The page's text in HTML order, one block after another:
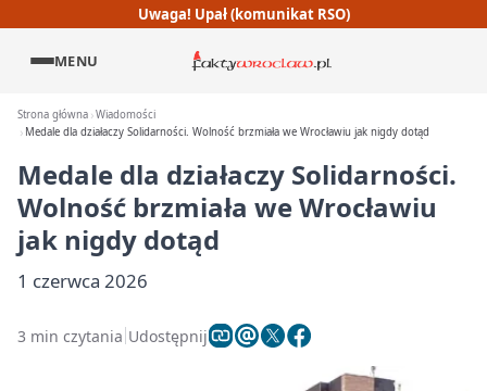
Uwaga! Upał (komunikat RSO)
MENU
Strona główna Wiadomości
Medale dla działaczy Solidarności. Wolność brzmiała we Wrocławiu jak nigdy dotąd
Medale dla działaczy Solidarności.
Wolność brzmiała we Wrocławiu
jak nigdy dotąd
1 czerwca 2026
3 min czytania Udostępnij